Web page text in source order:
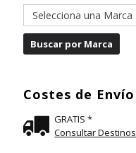
Costes de Envío
GRATIS *
Consultar Destinos